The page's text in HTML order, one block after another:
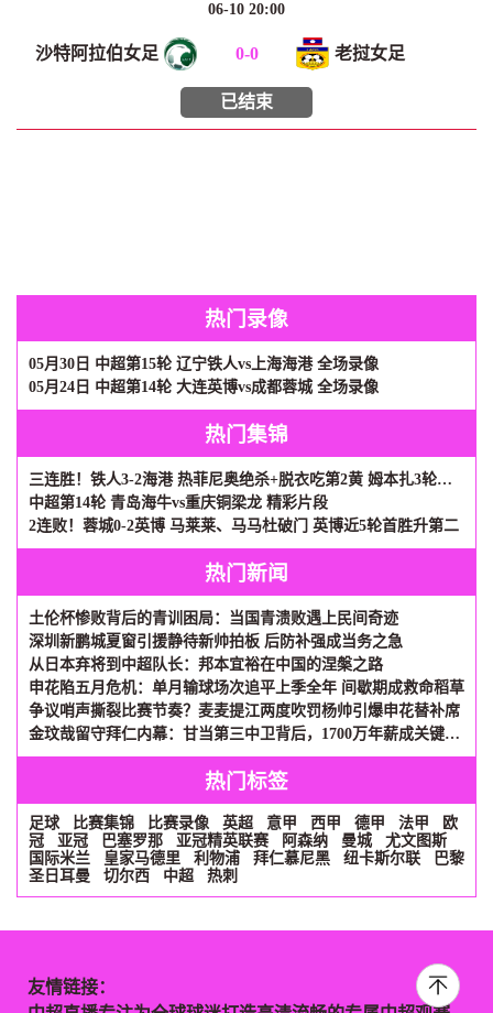
06-10 20:00
沙特阿拉伯女足 0-0 老挝女足
已结束
热门录像
05月30日 中超第15轮 辽宁铁人vs上海海港 全场录像
05月24日 中超第14轮 大连英博vs成都蓉城 全场录像
热门集锦
三连胜！铁人3-2海港 热菲尼奥绝杀+脱衣吃第2黄 姆本扎3轮轰6球
中超第14轮 青岛海牛vs重庆铜梁龙 精彩片段
2连败！蓉城0-2英博 马莱莱、马马杜破门 英博近5轮首胜升第二
热门新闻
土伦杯惨败背后的青训困局：当国青溃败遇上民间奇迹
深圳新鹏城夏窗引援静待新帅拍板 后防补强成当务之急
从日本弃将到中超队长：邦本宜裕在中国的涅槃之路
申花陷五月危机：单月输球场次追平上季全年 间歇期成救命稻草
争议哨声撕裂比赛节奏？麦麦提江两度吹罚杨帅引爆申花替补席
金玟哉留守拜仁内幕：甘当第三中卫背后，1700万年薪成关键砝码
热门标签
足球 比赛集锦 比赛录像 英超 意甲 西甲 德甲 法甲
欧
冠
亚冠 巴塞罗那 亚冠精英联赛 阿森纳 曼城
尤文图斯
国际米兰
皇家马德里 利物浦 拜仁慕尼黑 纽卡斯尔联
巴黎
圣日耳曼
切尔西 中超 热刺
友情链接：